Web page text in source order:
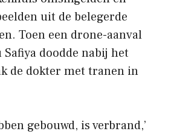
uit de belegerde
Toen een drone-aanval
Safiya doodde nabij het
de dokter met tranen in
gebouwd, is verbrand,’